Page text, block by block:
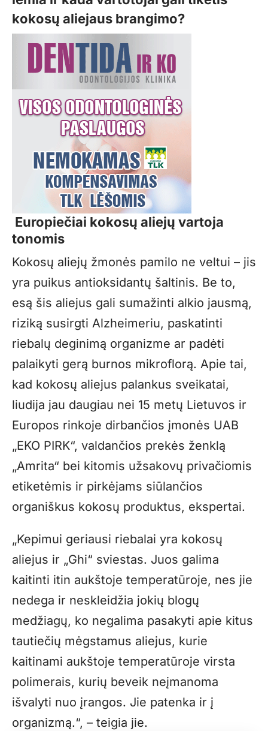
kokosų aliejaus brangimo?
Europiečiai kokosų aliejų vartoja
tonomis
Kokosų aliejų žmonės pamilo ne veltui – jis
yra puikus antioksidantų šaltinis. Be to,
esą šis aliejus gali sumažinti alkio jausmą,
riziką susirgti Alzheimeriu, paskatinti
riebalų deginimą organizme ar padėti
palaikyti gerą burnos mikroflorą. Apie tai,
kad kokosų aliejus palankus sveikatai,
liudija jau daugiau nei 15 metų Lietuvos ir
Europos rinkoje dirbančios įmonės UAB
„EKO PIRK“, valdančios prekės ženklą
„Amrita“ bei kitomis užsakovų privačiomis
etiketėmis ir pirkėjams siūlančios
organiškus kokosų produktus, ekspertai.
„Kepimui geriausi riebalai yra kokosų
aliejus ir „Ghi“ sviestas. Juos galima
kaitinti itin aukštoje temperatūroje, nes jie
nedega ir neskleidžia jokių blogų
medžiagų, ko negalima pasakyti apie kitus
tautiečių mėgstamus aliejus, kurie
kaitinami aukštoje temperatūroje virsta
polimerais, kurių beveik neįmanoma
išvalyti nuo įrangos. Jie patenka ir į
organizmą.“, – teigia jie.